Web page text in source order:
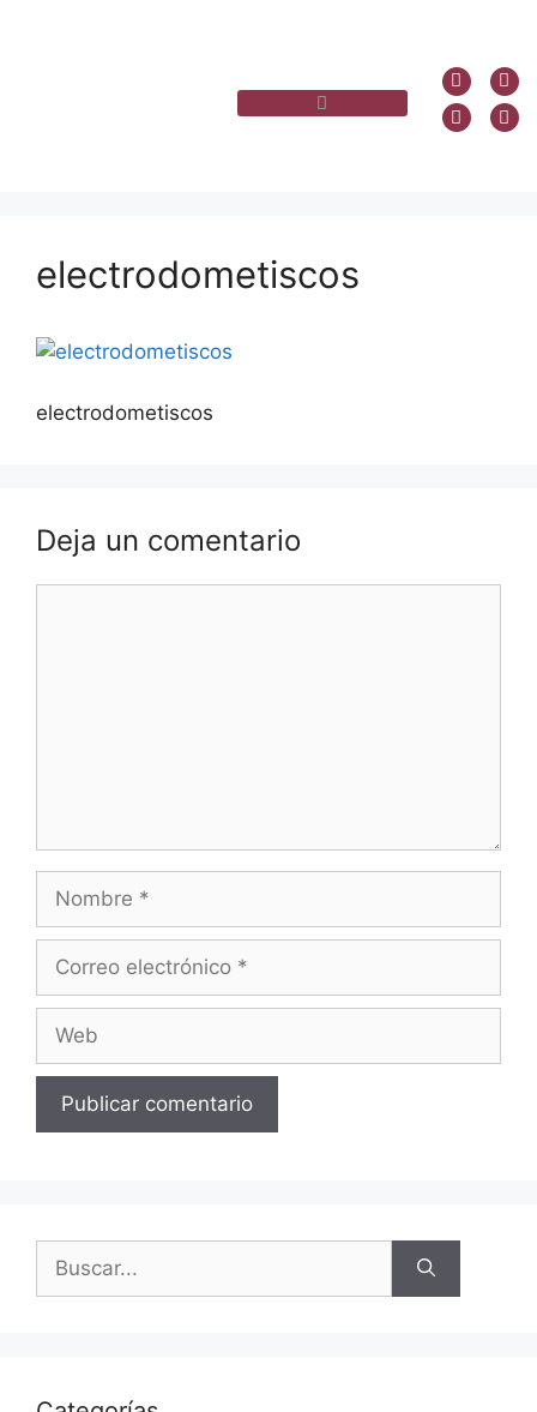
electrodometiscos
electrodometiscos
Deja un comentario